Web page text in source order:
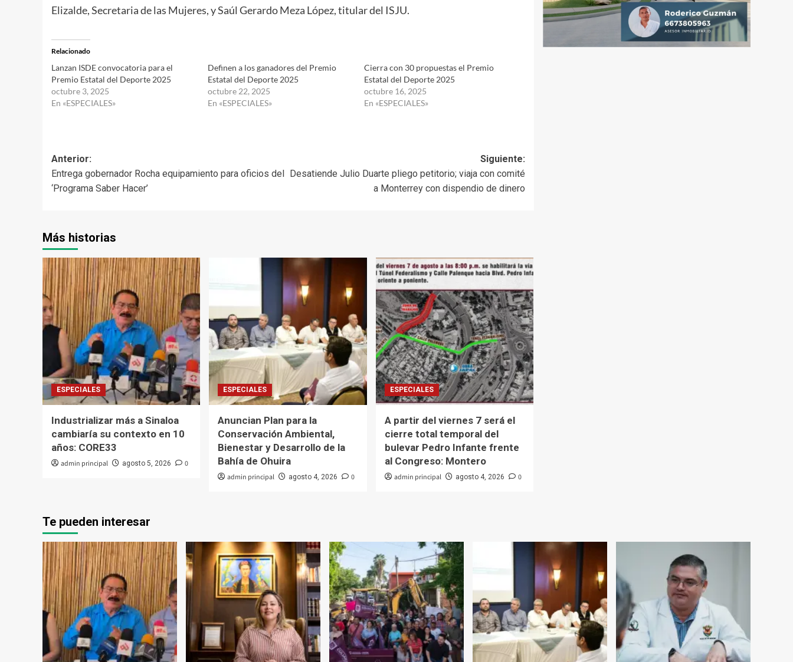
Elizalde, Secretaria de las Mujeres, y Saúl Gerardo Meza López, titular del ISJU.
Relacionado
Lanzan ISDE convocatoria para el
Premio Estatal del Deporte 2025
octubre 3, 2025
En «ESPECIALES»
Definen a los ganadores del Premio
Estatal del Deporte 2025
octubre 22, 2025
En «ESPECIALES»
Cierra con 30 propuestas el Premio
Estatal del Deporte 2025
octubre 16, 2025
En «ESPECIALES»
Navegación
de
entradas
Anterior:
Entrega gobernador Rocha equipamiento para oficios del
‘Programa Saber Hacer’
Siguiente:
Desatiende Julio Duarte pliego petitorio; viaja con comité
a Monterrey con dispendio de dinero
Más historias
ESPECIALES
Industrializar más a Sinaloa
cambiaría su contexto en 10
años: CORE33
admin principal agosto 5, 2026 0
ESPECIALES
Anuncian Plan para la
Conservación Ambiental,
Bienestar y Desarrollo de la
Bahía de Ohuira
admin principal agosto 4, 2026 0
ESPECIALES
A partir del viernes 7 será el
cierre total temporal del
bulevar Pedro Infante frente
al Congreso: Montero
admin principal agosto 4, 2026 0
Te pueden interesar